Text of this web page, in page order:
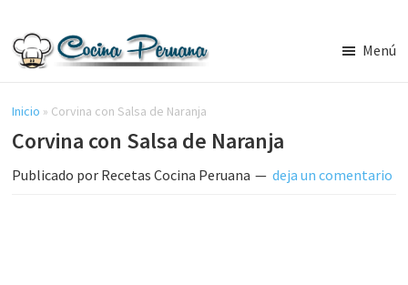
contenido
lateral
principal
Cocina
Peruana,
Recetas
de
Comida
Menú
Inicio » Corvina con Salsa de Naranja
Corvina con Salsa de Naranja
Publicado por Recetas Cocina Peruana deja un comentario